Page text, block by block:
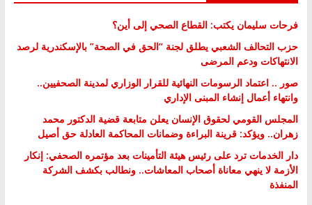
فرحات سليمان يكتب: القطاع الصحي إلى أين؟
حزب التحالف الشعبي يطلق لجنة “الحق في الصحة” بالإسكندرية لرصد
الانتهاكات ودعم المرضى
صور .. اعتماد الرسومات النهائية للقرار الوزاري لمدينة الصحفيين..
وانتهاء أعمال إنشاء المبنى الإداري
المجلس القومي لحقوق الإنسان يعلن متابعة قضية الدكتور محمد
زهران.. ويؤكد: قرينة البراءة وضمانات المحاكمة العادلة حق أصيل
دار الخدمات ترد على رئيس هيئة التأمينات بعد مؤتمره الصحفي: إنكار
الأزمة لا ينهي معاناة أصحاب المعاشات.. ونطالب بكشف الشركة
المنفذة